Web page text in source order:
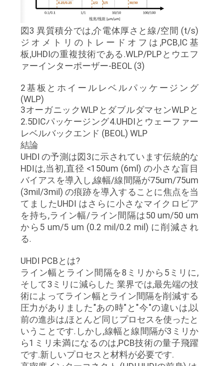
図3 異質積分では,介電体厚さと線/空間 (t/s)
ジオメトリのトレードオフは,PCB,IC基
板,UHDIの重複技術である.WLP/PLPとウエフ
ァーインターポーザー-BEOL (3)
2基板とホイールレベルパッケージング
(WLP)
3オーガニックWLPとダブルダマセンWLPと
2.5DICパッケージング4.UHDIとウェーファー
レベルバックエンド (BEOL) WLP
結論
UHDI の予測は図3に示されています伝統的な
HDIは,当初,直径 <150um (6ml) の小さな盲目
バイアスを導入し,線幅/線間隔が75um/75um
(3mil/3mil) の痕跡を導入することに焦点を当
てましたUHDI はさらに小さなマイクロビア
を持ち,ライン幅/ライン間隔は50 um/50 um
から5 um/5 um (0.2 mil/0.2 mil) に削減され
る.
UHDI PCBとは?
ライン幅とライン間隔を8ミリから5ミリに,
そして3ミリに減らした 業界では,最先端の技
術によってライン幅とライン間隔を削減する
圧力がありました"あの時"と"今"の違いは,以
前の進歩は,ほとんど同じプロセスを使ったと
いうことです.しかし,線幅と線間隔が3ミリか
ら1ミリ未満になるのは,PCB技術の量子飛躍
です.新しいプロセスと材料が必要です.